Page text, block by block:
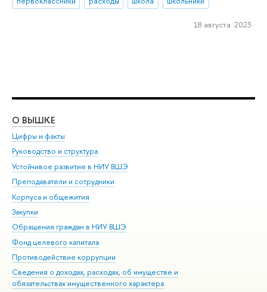
18 августа 2023
О ВЫШКЕ
Цифры и факты
Руководство и структура
Устойчивое развитие в НИУ ВШЭ
Преподаватели и сотрудники
Корпуса и общежития
Закупки
Обращения граждан в НИУ ВШЭ
Фонд целевого капитала
Противодействие коррупции
Сведения о доходах, расходах, об имуществе и
обязательствах имущественного характера